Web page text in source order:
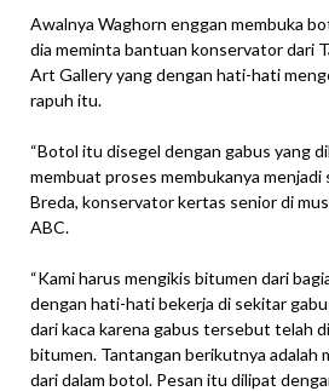
Awalnya Waghorn enggan membuka
dia meminta bantuan konservator dari
Art Gallery yang dengan hati-hati
rapuh itu.
“Botol itu disegel dengan gabus yang
membuat proses membukanya menjadi
Breda, konservator kertas senior di
ABC.
“Kami harus mengikis bitumen dari
dengan hati-hati bekerja di sekitar
dari kaca karena gabus tersebut telah
bitumen. Tantangan berikutnya adalah
dari dalam botol. Pesan itu dilipat